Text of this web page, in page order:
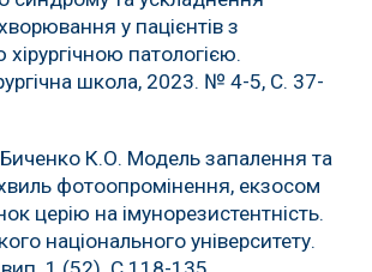
у пацієнтів з
патологією.
школа, 2023. № 4-5, С. 37-
К.О. Модель запалення та
фотоопромінення, екзосом
церію на імунорезистентність.
національного університету.